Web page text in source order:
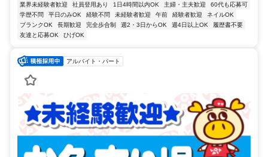
業界未経験者歓迎 社員登用あり 1日4時間以内OK 主婦・主夫歓迎
60代も応募可
学歴不問
平日のみOK 経験不問 未経験者歓迎 午前 経験者歓迎
ネイルOK
ブランクOK
長期歓迎 完全歩合制 週2・3日からOK 週4日以上OK
履歴書不要
友達と応募OK
ひげOK
アルバイト・パート